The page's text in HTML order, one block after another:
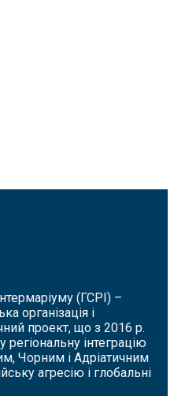
(ГСРІ) –
організація і
проект, що з 2016 р.
інтеграцію
Чорним і Адріатичним
агресію і глобальні